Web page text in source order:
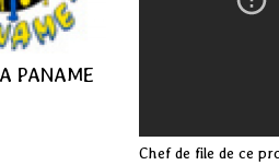
PANAME
Chef de file de ce